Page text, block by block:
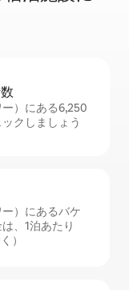
）にある6,250
クしましょう
）にあるバケ
、1泊あたり
）